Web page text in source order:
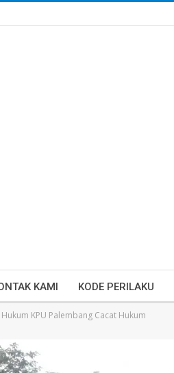
KAMI KODE PERILAKU
KPU Palembang Cacat Hukum